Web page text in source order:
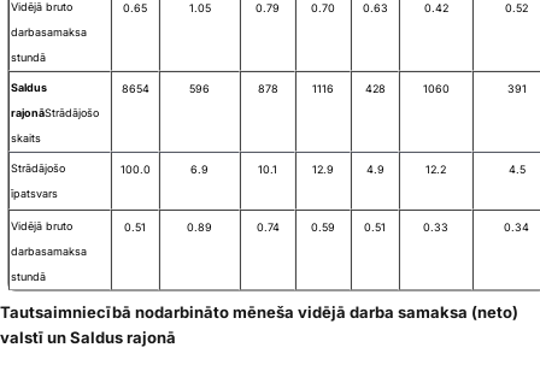
Vidējā bruto
darbasamaksa
stundā
0.65 1.05 0.79 0.70 0.63 0.42 0.52
Saldus
rajonāStrādājošo
skaits
8654 596 878 1116 428 1060 391
Strādājošo
īpatsvars
100.0 6.9 10.1 12.9 4.9 12.2 4.5
Vidējā bruto
darbasamaksa
stundā
0.51 0.89 0.74 0.59 0.51 0.33 0.34
Tautsaimniecībā nodarbināto mēneša vidējā darba samaksa (neto)
valstī un Saldus rajonā